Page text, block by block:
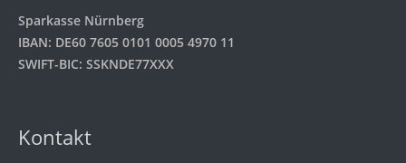
Sparkasse Nürnberg
IBAN: DE60 7605 0101 0005 4970 11
SWIFT-BIC: SSKNDE77XXX
Kontakt